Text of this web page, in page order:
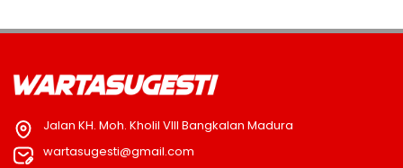
Jalan KH. Moh. Kholil VIII Bangkalan Madura
wartasugesti@gmail.com